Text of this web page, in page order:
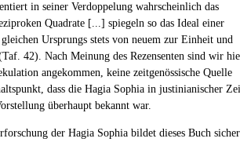
in seiner Verdoppelung wahrscheinlich das
Quadrate [...] spiegeln so das Ideal einer
Ursprungs stets von neuem zur Einheit und
42). Nach Meinung des Rezensenten sind wir
angekommen, keine zeitgenössische Quelle
dass die Hagia Sophia in justinianischer
überhaupt bekannt war.
der Hagia Sophia bildet dieses Buch sicher